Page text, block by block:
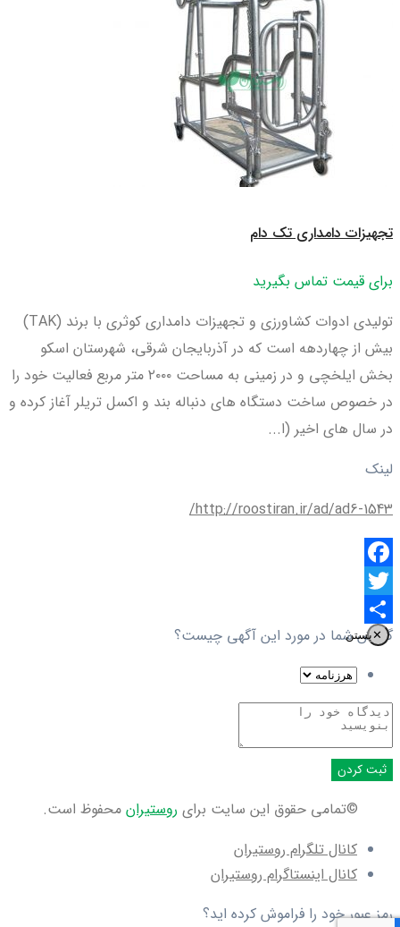
تجهیزات دامداری تک دام
برای قیمت تماس بگیرید
تولیدی ادوات کشاورزی و تجهیزات دامداری کوثری با برند (TAK)
بیش از چهاردهه است که در آذربایجان شرقی، شهرستان اسکو
بخش ایلخچی و در زمینی به مساحت ۲۰۰۰ متر مربع فعالیت خود را
در خصوص ساخت دستگاه های دنباله بند و اکسل تریلر آغاز کرده و
در سال های اخیر (ا...
لینک
http://roostiran.ir/ad/ad6-1543/
Facebook
Twitter
اشتراک
✕بستن
گزارش شما در مورد این آگهی چیست؟
ثبت کردن
©تمامی حقوق این سایت برای روستیران محفوظ است.
کانال تلگرام روستیران
کانال اینستاگرام روستیران
رمز عبور خود را فراموش کرده اید؟